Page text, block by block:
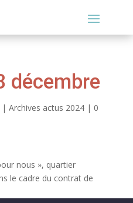
décembre
Archives actus 2024| 0
nous », quartier
le cadre du contrat de